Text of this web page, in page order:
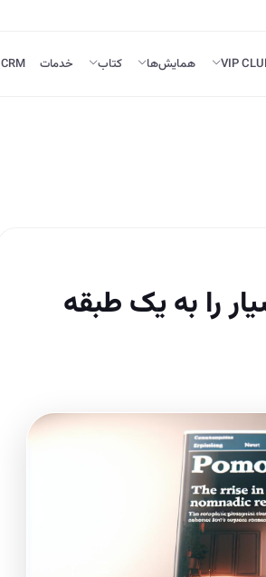
VIP همایش‌ها کتاب خدمات CRM املاک
را به یک طبقه